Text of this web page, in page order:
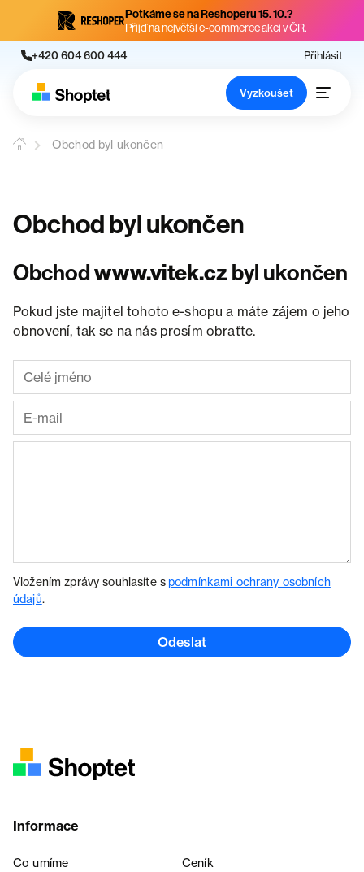
Potkáme se na Reshoperu 15. 10.?
Přijď na největší e-commerce akci v ČR.
+420 604 600 444 Přihlásit
Vyzkoušet
Obchod byl ukončen
Obchod byl ukončen
Obchodwww.vitek.cz byl ukončen
Pokud jste majitel tohoto e-shopu a máte zájem o jeho
obnovení, tak se na nás prosím obraťte.
Vložením zprávy souhlasíte spodmínkami ochrany osobních
údajů.
Odeslat
Informace
Co umíme
Ceník